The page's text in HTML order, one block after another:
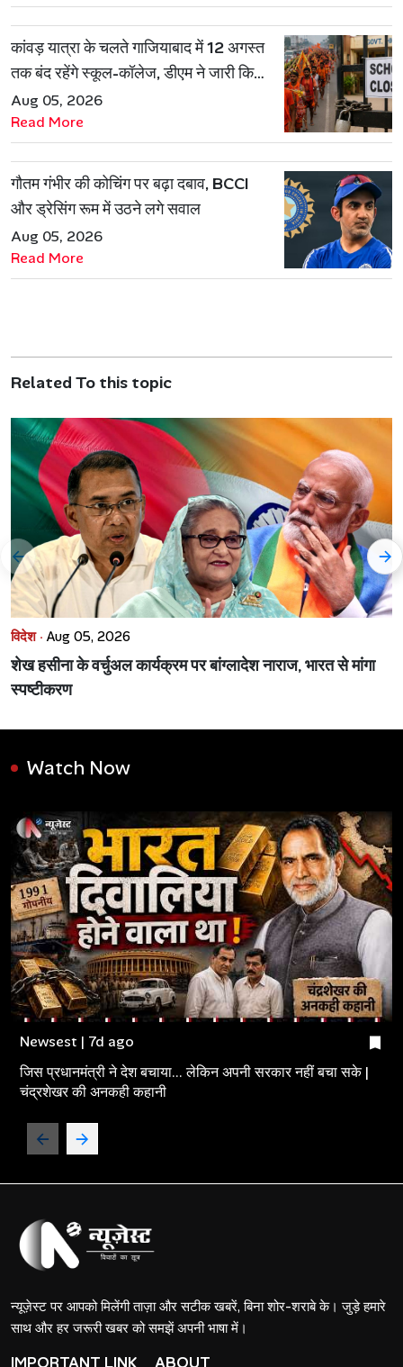
कांवड़ यात्रा के चलते गाजियाबाद में 12 अगस्त
तक बंद रहेंगे स्कूल-कॉलेज, डीएम ने जारी किया
आदेश
Aug 05, 2026
Read More
गौतम गंभीर की कोचिंग पर बढ़ा दबाव, BCCI
और ड्रेसिंग रूम में उठने लगे सवाल
Aug 05, 2026
Read More
Related To this topic
विदेश · Aug 05, 2026
शेख हसीना के वर्चुअल कार्यक्रम पर बांग्लादेश नाराज, भारत से मांगा
स्पष्टीकरण
Watch Now
Newsest | 7d ago
जिस प्रधानमंत्री ने देश बचाया... लेकिन अपनी सरकार नहीं बचा सके |
चंद्रशेखर की अनकही कहानी
न्यूज़ेस्ट पर आपको मिलेंगी ताज़ा और सटीक खबरें, बिना शोर-शराबे के। जुड़े हमारे
साथ और हर जरूरी खबर को समझें अपनी भाषा में।
IMPORTANT LINK ABOUT